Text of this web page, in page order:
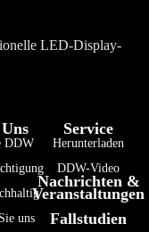
LED-Display-
DDW
uns
Service
Herunterladen
DDW-Video
Nachrichten &
Veranstaltungen
Fallstudien
Indonesia